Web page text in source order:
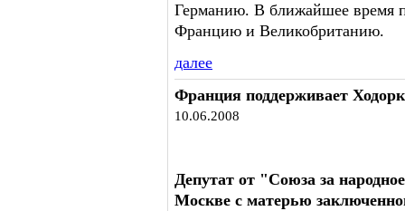
Германию. В ближайшее время
Францию и Великобританию.
далее
Франция поддерживает
10.06.2008
Депутат от "Союза за
Москве с матерью